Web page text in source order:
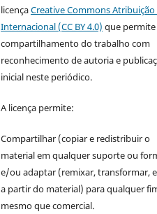
licençaCreative Commons Atribuição
Internacional (CC BY 4.0) que
compartilhamento do trabalho com
reconhecimento de autoria e
inicial neste periódico.
A licença permite:
Compartilhar (copiar e redistribuir o
material em qualquer suporte ou
e/ou adaptar (remixar, transformar,
a partir do material) para qualquer
mesmo que comercial.